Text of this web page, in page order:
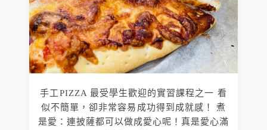
手工PIZZA 最受學生歡迎的實習課程之一 看
似不簡單，卻非常容易成功得到成就感！ 煮
是愛：連披薩都可以做成愛心呢！真是愛心滿